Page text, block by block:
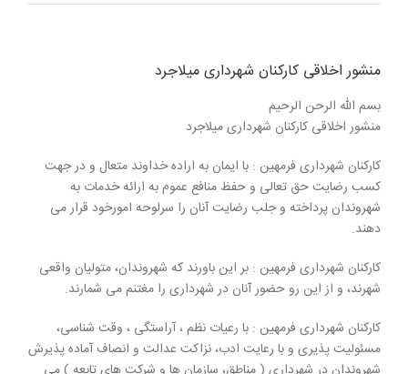
منشور اخلاقی کارکنان شهرداری میلاجرد
بسم الله الرحن الرحیم
منشور اخلاقی کارکنان شهرداری میلاجرد
کارکنان شهرداری فرمهین : با ایمان به اراده خداوند متعال و در جهت
کسب رضایت حق تعالی و حفظ منافع عموم به ارائه خدمات به
شهروندان پرداخته و جلب رضایت آنان را سرلوحه امورخود قرار می
دهند.
کارکنان شهرداری فرمهین : بر این باورند که شهروندان، متولیان واقعی
شهرند، و از این رو حضور آنان در شهرداری را مغتنم می شمارند.
کارکنان شهرداری فرمهین : با رعیات نظم ، آراستگی ، وقت شناسی،
مسئولیت پذیری و با رعایت ادب، نزاکت عدالت و انصاف آماده پذیرش